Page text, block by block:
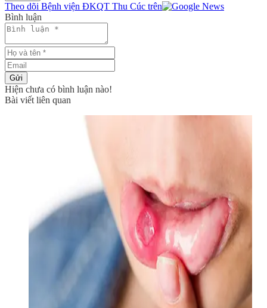
Theo dõi Bệnh viện ĐKQT Thu Cúc trên
Bình luận
Gửi
Hiện chưa có bình luận nào!
Bài viết liên quan